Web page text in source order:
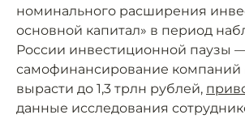
номинального расширения
основной капитал» в период
России инвестиционной паузы
самофинансирование компаний
вырасти до 1,3 трлн рублей,
данные исследования